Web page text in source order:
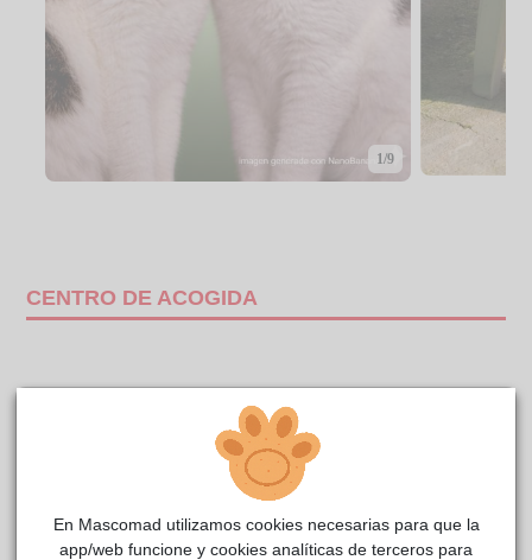
1/9
CENTRO DE ACOGIDA
En Mascomad utilizamos cookies necesarias para que la
app/web funcione y cookies analíticas de terceros para